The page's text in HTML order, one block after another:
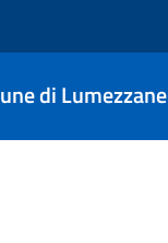
di Lumezzane